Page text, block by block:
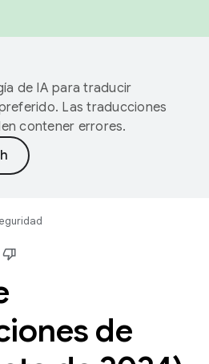
de IA para traducir
Las traducciones
contener errores.
de